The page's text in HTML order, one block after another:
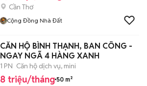
Cần Thơ
Cộng Đồng Nhà Đất
CĂN HỘ BÌNH THẠNH, BAN CÔNG -
NGAY NGÃ 4 HÀNG XANH
1 PN Căn hộ dịch vụ, mini
8 triệu/tháng 50 m²